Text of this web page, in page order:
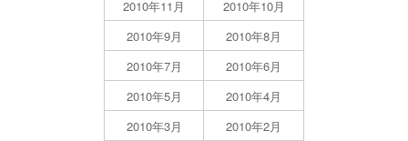
2010年11月
2010年10月
2010年9月
2010年8月
2010年7月
2010年6月
2010年5月
2010年4月
2010年3月
2010年2月